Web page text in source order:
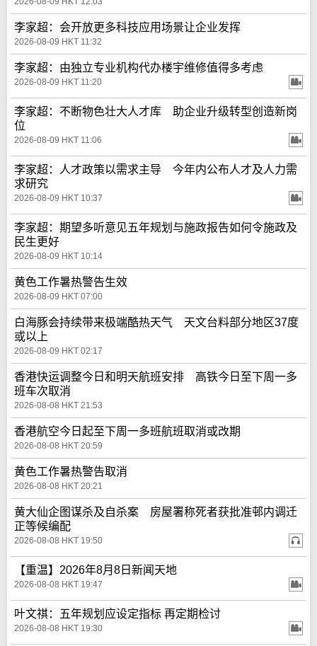
李家超：会开放更多科技应用场景让企业发挥
2026-08-09 HKT 11:32
李家超：由独立专业机构代办楼宇维修值得多考虑
2026-08-09 HKT 11:20
李家超：不断物色壮大人才库 助企业升级转型创造新岗
位
2026-08-09 HKT 11:06
李家超：人才政策以需求主导 今年内公布人才及人力需
求研究
2026-08-09 HKT 10:37
李家超：期望多听意见五年规划与施政报告如何令施政及
民生更好
2026-08-09 HKT 10:14
黄色工作暑热警告生效
2026-08-09 HKT 07:00
白海豚会持续带来极端酷热天气 天文台料部分地区37度
或以上
2026-08-09 HKT 02:17
香港快运调整今日和明天航班安排 高铁今日至下周一多
班车次取消
2026-08-08 HKT 21:53
香港航空今日起至下周一多班航班取消或改期
2026-08-08 HKT 20:59
黄色工作暑热警告取消
2026-08-08 HKT 20:21
黄大仙企图谋杀及自杀案 房屋署称死者获批准邨内调迁
正等候编配
2026-08-08 HKT 19:50
【重温】2026年8月8日新闻天地
2026-08-08 HKT 19:47
叶文祺：五年规划应设定指标 再定期检讨
2026-08-08 HKT 19:30